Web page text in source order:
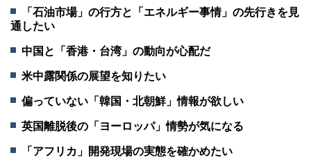
「石油市場」の行方と「エネルギー事情」の先行きを見
通したい
中国と「香港・台湾」の動向が心配だ
米中露関係の展望を知りたい
偏っていない「韓国・北朝鮮」情報が欲しい
英国離脱後の「ヨーロッパ」情勢が気になる
「アフリカ」開発現場の実態を確かめたい